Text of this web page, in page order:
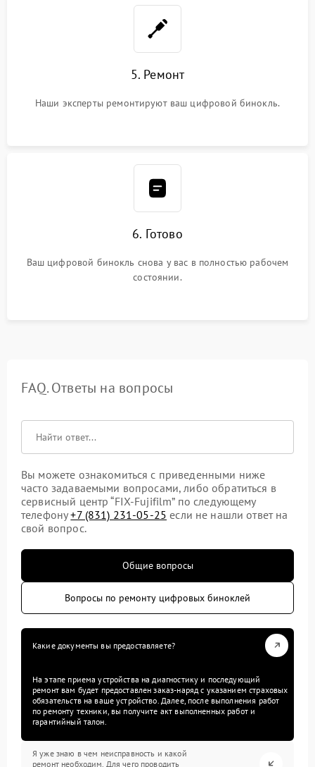
5. Ремонт
Наши эксперты ремонтируют ваш цифровой бинокль.
6. Готово
Ваш цифровой бинокль снова у вас в полностью рабочем
состоянии.
FAQ. Ответы на вопросы
Вы можете ознакомиться с приведенными ниже
часто задаваемыми вопросами, либо обратиться в
сервисный центр “FIX-Fujifilm” по следующему
телефону+7 (831) 231-05-25 если не нашли ответ на
свой вопрос.
Общие вопросы
Вопросы по ремонту цифровых биноклей
Какие документы вы предоставляете?
На этапе приема устройства на диагностику и последующий
ремонт вам будет предоставлен заказ-наряд с указанием страховых
обязательств на ваше устройство. Далее, после выполнения работ
по ремонту техники, вы получите акт выполненных работ и
гарантийный талон.
Я уже знаю в чем неисправность и какой
ремонт необходим. Для чего проводить